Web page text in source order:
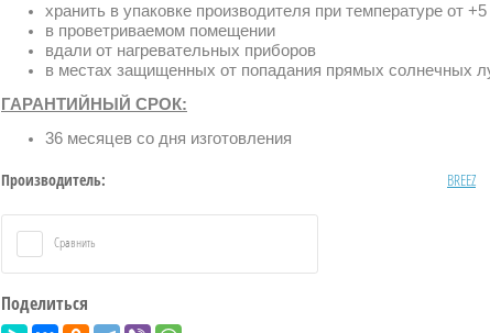
хранить в упаковке производителя при температуре от
в проветриваемом помещении
вдали от нагревательных приборов
в местах защищенных от попадания прямых солнечных
ГАРАНТИЙНЫЙ СРОК:
36 месяцев со дня изготовления
Производитель: BREEZ
Сравнить
Поделиться